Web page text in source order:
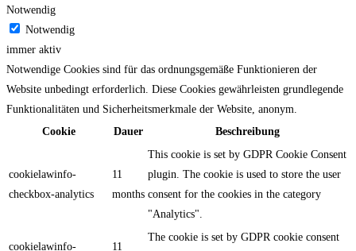
Notwendig
Notwendig
immer aktiv
Notwendige Cookies sind für das ordnungsgemäße Funktionieren der
Website unbedingt erforderlich. Diese Cookies gewährleisten grundlegende
Funktionalitäten und Sicherheitsmerkmale der Website, anonym.
Cookie
Dauer Beschreibung
cookielawinfo-
checkbox-analytics
11
months
This cookie is set by GDPR Cookie Consent
plugin. The cookie is used to store the user
consent for the cookies in the category
"Analytics".
cookielawinfo-
11
The cookie is set by GDPR cookie consent